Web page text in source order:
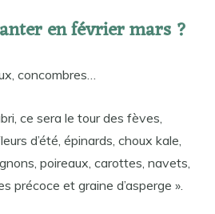
en février mars ?
concombres…
ce sera le tour des fèves,
d’été, épinards, choux kale,
poireaux, carottes, navets,
précoce et graine d’asperge ».